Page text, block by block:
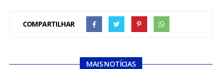
COMPARTILHAR
MAIS NOTÍCIAS